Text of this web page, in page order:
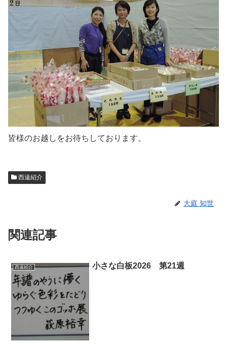
皆様のお越しをお待ちしております。
西遠紹介
大庭 知世
関連記事
西遠紹介 小さな白板2026 第21週